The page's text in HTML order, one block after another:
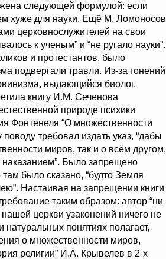
следующей формулой: если
хуже для науки. Ещё М. Ломоносов
церковнослужителей на свои
к ученым” и “не ругало науки”.
и протестантов, было
подвергали травли. Из-за гонений
выдающийся биолог,
книгу И.М. Сеченова
природе психики
Фонтенеля “О множественности
требовал издать указ, “дабы
миров, так и о всём другом,
Было запрещено
было сказано, “будто Земля
Настаивая на запрещении книги
таким образом: автор “ни
церкви узаконений ничего не
понятиях полагает,
о множественности миров,
религии” И.А. Крывелев в 2-х